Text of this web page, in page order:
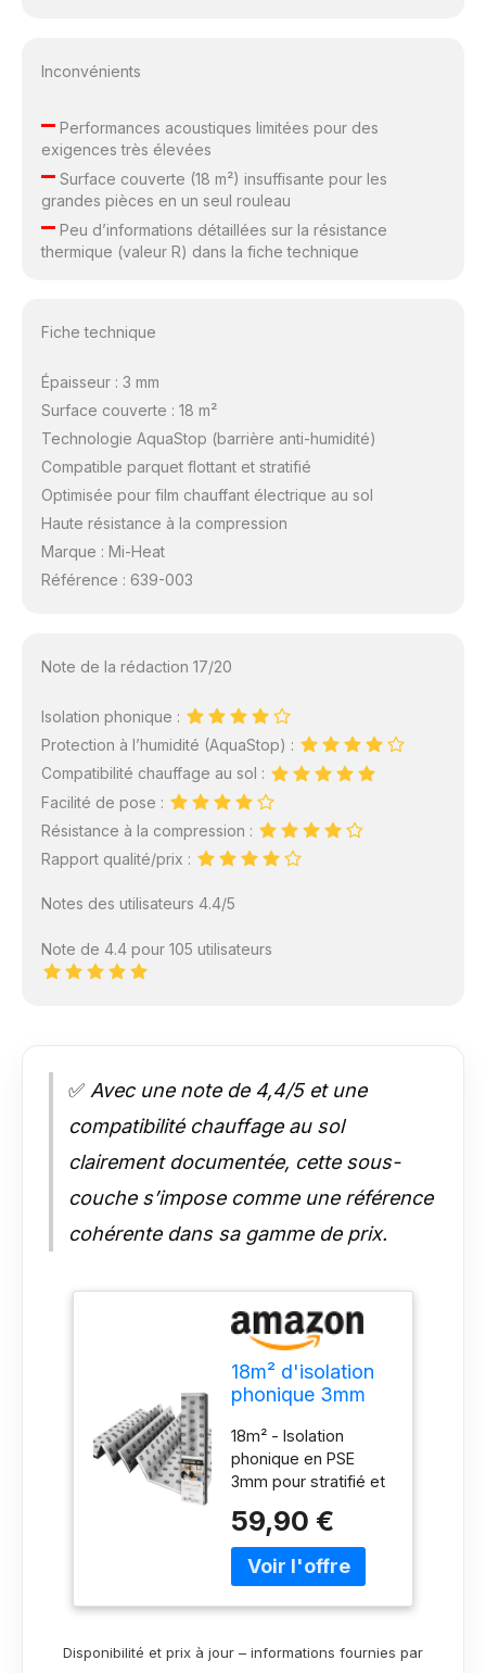
Inconvénients
–Performances acoustiques limitées pour des
exigences très élevées
–Surface couverte (18 m²) insuffisante pour les
grandes pièces en un seul rouleau
–Peu d’informations détaillées sur la résistance
thermique (valeur R) dans la fiche technique
Fiche technique
Épaisseur : 3 mm
Surface couverte : 18 m²
Technologie AquaStop (barrière anti-humidité)
Compatible parquet flottant et stratifié
Optimisée pour film chauffant électrique au sol
Haute résistance à la compression
Marque : Mi-Heat
Référence : 639-003
Note de la rédaction 17/20
Isolation phonique :
Protection à l’humidité (AquaStop) :
Compatibilité chauffage au sol :
Facilité de pose :
Résistance à la compression :
Rapport qualité/prix :
Notes des utilisateurs 4.4/5
Note de 4.4 pour 105 utilisateurs
✅ Avec une note de 4,4/5 et une
compatibilité chauffage au sol
clairement documentée, cette sous-
couche s’impose comme une référence
cohérente dans sa gamme de prix.
18m² d'isolation
phonique 3mm
sous-couche de
pose pour
parquet &
stratifié, sous-
couche de film
chauffant
optimale pour le
résistance à la
18m² - Isolation
phonique en PSE
3mm pour stratifié et
thermique idéale
pour le chauffage au
sol électrique Sous-
découpe et une pose
59,90 €
Disponibilité et prix à jour – informations fournies par